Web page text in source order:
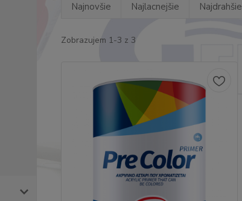
Najnovšie Najlacnejšie Najdrahšie
Zobrazujem 1-3 z 3